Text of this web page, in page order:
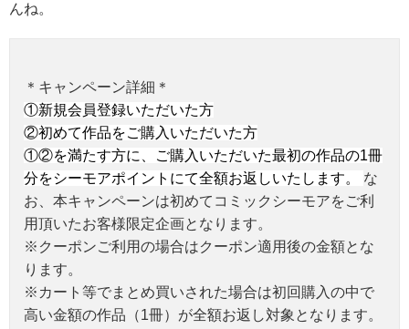
んね。
＊キャンペーン詳細＊
①新規会員登録いただいた方
②初めて作品をご購入いただいた方
①②を満たす方に、ご購入いただいた最初の作品の1冊
分をシーモアポイントにて全額お返しいたします。 な
お、本キャンペーンは初めてコミックシーモアをご利
用頂いたお客様限定企画となります。
※クーポンご利用の場合はクーポン適用後の金額とな
ります。
※カート等でまとめ買いされた場合は初回購入の中で
高い金額の作品（1冊）が全額お返し対象となります。